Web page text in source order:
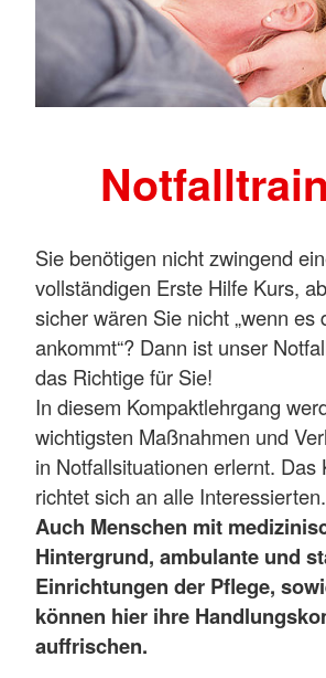
Sie benötigen nicht zwingend
vollständigen Erste Hilfe Kurs,
sicher wären Sie nicht „wenn es
ankommt“? Dann ist unser
das Richtige für Sie!
In diesem Kompaktlehrgang
wichtigsten Maßnahmen und
in Notfallsituationen erlernt. Das
richtet sich an alle Interessierten.
Auch Menschen mit
Hintergrund, ambulante und
Einrichtungen der Pflege,
können hier ihre
auffrischen.